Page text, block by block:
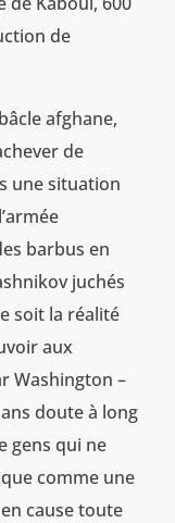
de
afghane,
de
une situation
barbus en
juchés
soit la réalité
aux
Washington –
doute à long
gens qui ne
comme une
cause toute